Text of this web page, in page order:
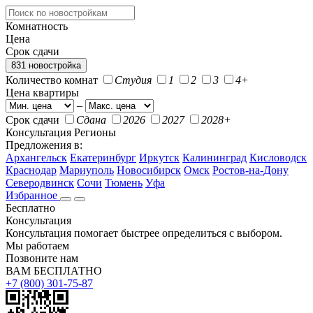
Комнатность
Цена
Срок сдачи
831 новостройка
Количество комнат Студия 1 2 3
4+
Цена квартиры
–
Срок сдачи
Сдана 2026 2027
2028+
Консультация Регионы
Предложения в:
Архангельск Екатеринбург Иркутск Калининград Кисловодск
Краснодар Мариуполь Новосибирск Омск Ростов-на-Дону
Северодвинск Сочи Тюмень Уфа
Избранное
Бесплатно
Консультация
Консультация помогает быстрее определиться с выбором.
Мы работаем
Позвоните нам
ВАМ БЕСПЛАТНО
+7 (800) 301-75-87